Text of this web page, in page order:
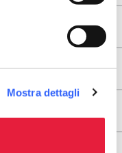
Mostra dettagli